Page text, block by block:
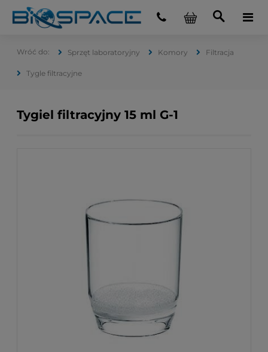
Sprzęt laboratoryjny Komory Filtracja
Tygle filtracyjne
Tygiel filtracyjny 15 ml G-1